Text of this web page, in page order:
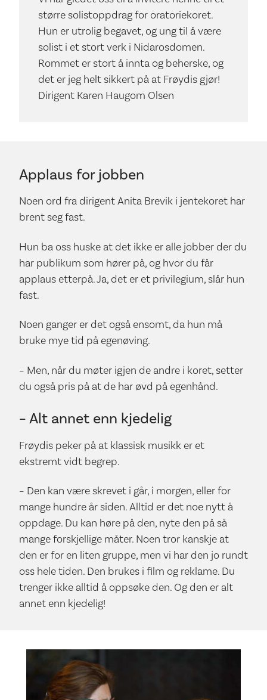
større solistoppdrag for oratoriekoret.
Hun er utrolig begavet, og ung til å være
solist i et stort verk i Nidarosdomen.
Rommet er stort å innta og beherske, og
det er jeg helt sikkert på at Frøydis gjør!
Dirigent Karen Haugom Olsen
Applaus for jobben
Noen ord fra dirigent Anita Brevik i jentekoret har
brent seg fast.
Hun ba oss huske at det ikke er alle jobber der du
har publikum som hører på, og hvor du får
applaus etterpå. Ja, det er et privilegium, slår hun
fast.
Noen ganger er det også ensomt, da hun må
bruke mye tid på egenøving.
– Men, når du møter igjen de andre i koret, setter
du også pris på at de har øvd på egenhånd.
– Alt annet enn kjedelig
Frøydis peker på at klassisk musikk er et
ekstremt vidt begrep.
– Den kan være skrevet i går, i morgen, eller for
mange hundre år siden. Alltid er det noe nytt å
oppdage. Du kan høre på den, nyte den på så
mange forskjellige måter. Noen tror kanskje at
den er for en liten gruppe, men vi har den jo rundt
oss hele tiden. Den brukes i film og reklame. Du
trenger ikke alltid å oppsøke den. Og den er alt
annet enn kjedelig!